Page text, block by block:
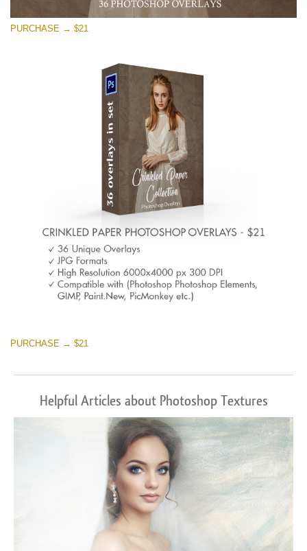
PURCHASE → $21
PURCHASE → $21
Helpful Articles about Photoshop Textures